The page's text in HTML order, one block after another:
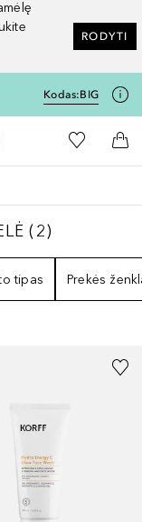
RODYTI
Kodas:BIG
Douglas pagrindinį
Į mano
Į
2
(2)
tipas Prekės